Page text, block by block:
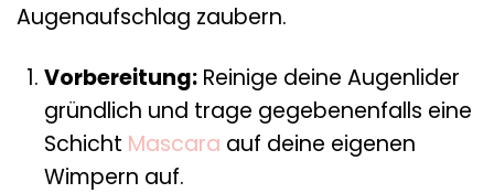
Augenaufschlag zaubern.
Vorbereitung:Reinige deine Augenlider
gründlich und trage gegebenenfalls eine
Schicht Mascara auf deine eigenen
Wimpern auf.